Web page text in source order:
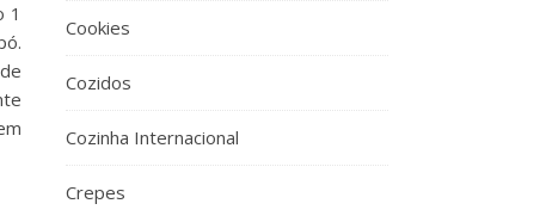
1
Cookies
Cozidos
Cozinha Internacional
Crepes